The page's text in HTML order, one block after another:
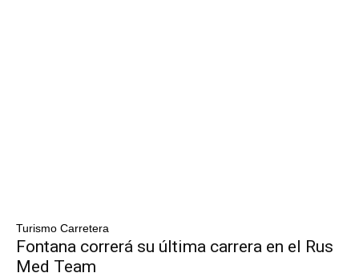
Turismo Carretera
Fontana correrá su última carrera en el Rus
Med Team